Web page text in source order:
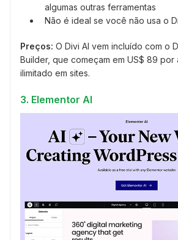
algumas outras ferramentas
Não é ideal se você não usa o
Preços: O Divi AI vem incluído com o
Builder, que começam em US$ 89 por
ilimitado em sites.
3. Elementor AI